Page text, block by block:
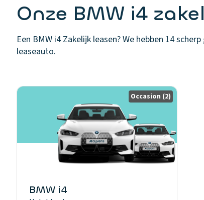
Onze BMW i4
Een BMW i4 Zakelijk leasen? We hebben 14
leaseauto.
Occasion (2)
BMW i4